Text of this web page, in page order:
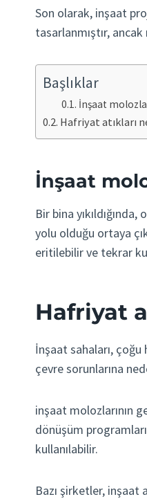
Son olarak, inşaat
tasarlanmıştır,
Başlıklar
İnşaat
Hafriyat atıkları
İnşaat
Bir bina
yolu olduğu ortaya
eritilebilir ve tekrar
Hafriyat
İnşaat sahaları,
çevre sorunlarına
inşaat molozlarının
dönüşüm
kullanılabilir.
Bazı şirketler, inşaat